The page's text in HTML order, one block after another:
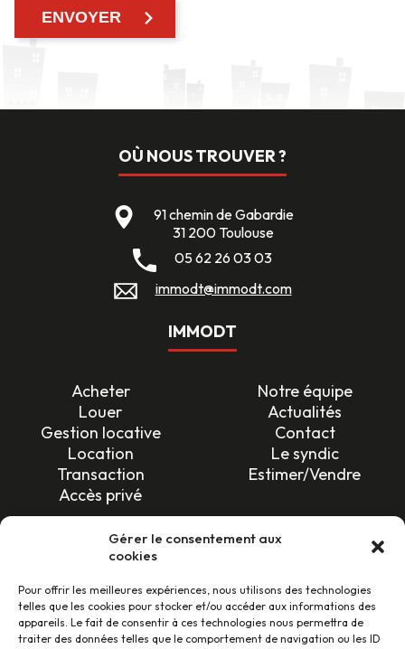
Gérer le consentement aux
cookies
Pour offrir les meilleures expériences, nous utilisons des technologies
telles que les cookies pour stocker et/ou accéder aux informations des
appareils. Le fait de consentir à ces technologies nous permettra de
traiter des données telles que le comportement de navigation ou les ID
OÙ NOUS TROUVER ?
91 chemin de Gabardie
31 200 Toulouse
05 62 26 03 03
immodt@immodt.com
IMMODT
Acheter
Notre équipe
Louer
Actualités
Gestion locative
Contact
Location
Le syndic
Transaction
Estimer/Vendre
Accès privé
SUIVEZ-NOUS !